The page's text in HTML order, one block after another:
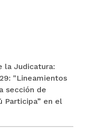
la Judicatura:
"Lineamientos
sección de
Participa” en el